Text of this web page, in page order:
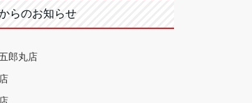
らのお知らせ
郎丸店